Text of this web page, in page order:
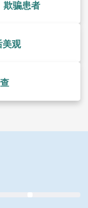
欺骗患者
美观